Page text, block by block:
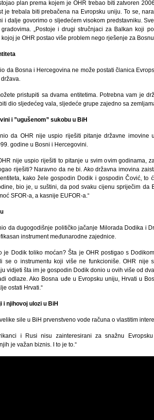
plan prema kojem je OHR trebao biti zatvoren
je trebala biti prebačena na Evropsku uniju. To se,
i dalje govorimo o sljedećem visokom predstavniku.
„Postoje i drugi stručnjaci za Balkan koji
je OHR postao više problem nego rješenje za
da Bosna i Hercegovina ne može postati članica
pristupiti sa dvama entitetima. Potrebna vam je
dio sljedećeg vala, sljedeće grupe zajedno sa
i ”ugušenom” sukobu u BiH
da OHR nije uspio riješiti pitanje državne imovine
godine u Bosni i Hercegovini.
nije uspio riješiti to pitanje u svim ovim godinama,
riješiti? Naravno da ne bi. Ako državna imovina
kako žele gospodin Dodik i gospodin Čović, to
bio je, u suštini, da pod svaku cijenu spriječim da
SFOR-a, a kasnije EUFOR-a.“
da dugogodišnje političko jačanje Milorada Dodika i
instrument međunarodne zajednice.
je Dodik toliko moćan? Šta je OHR postigao s
se o instrumentu koji više ne funkcioniše. OHR nije
vidjeti šta im je gospodin Dodik donio u ovih više od
odlaze. Ako Bosna uđe u Evropsku uniju, Hrvati u
ostati Hrvati.“
i njihovoj ulozi u BiH
sile u BiH prvenstveno vode računa o vlastitim
i Rusi nisu zainteresirani za snažnu
je važan biznis. I to je to.“